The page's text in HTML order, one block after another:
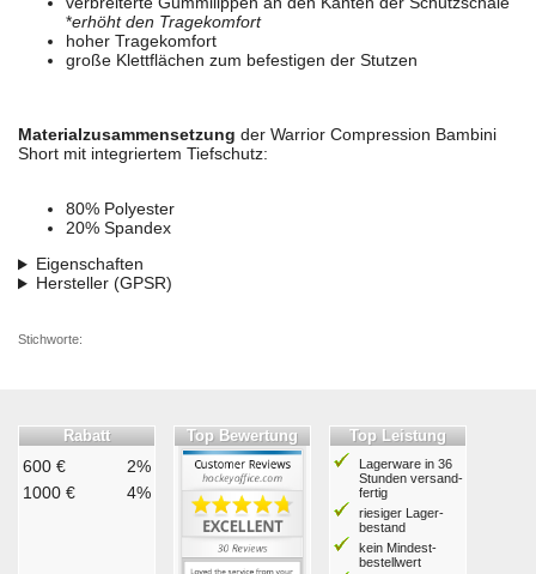
*erhöht den Tragekomfort
hoher Tragekomfort
große Klettflächen zum befestigen der Stutzen
Materialzusammensetzung der Warrior Compression Bambini
Short mit integriertem Tiefschutz:
80% Polyester
20% Spandex
Eigenschaften
Hersteller (GPSR)
Stichworte:
Rabatt
600 €
2%
1000 €
4%
Top Bewertung Top Leistung
Lagerware in 36
Stunden ver­sand­
fertig
riesiger Lager­
bestand
kein Mindest­
bestell­wert